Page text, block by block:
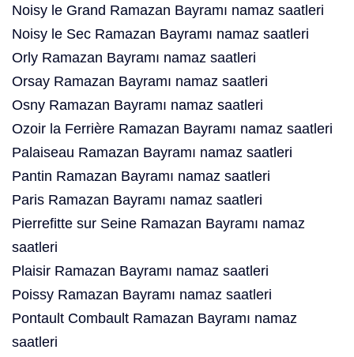
Noisy le Grand Ramazan Bayramı namaz saatleri
Noisy le Sec Ramazan Bayramı namaz saatleri
Orly Ramazan Bayramı namaz saatleri
Orsay Ramazan Bayramı namaz saatleri
Osny Ramazan Bayramı namaz saatleri
Ozoir la Ferrière Ramazan Bayramı namaz saatleri
Palaiseau Ramazan Bayramı namaz saatleri
Pantin Ramazan Bayramı namaz saatleri
Paris Ramazan Bayramı namaz saatleri
Pierrefitte sur Seine Ramazan Bayramı namaz
saatleri
Plaisir Ramazan Bayramı namaz saatleri
Poissy Ramazan Bayramı namaz saatleri
Pontault Combault Ramazan Bayramı namaz
saatleri